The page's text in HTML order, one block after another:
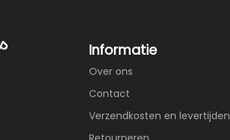
Informatie
Over ons
Contact
Verzendkosten en levertijden